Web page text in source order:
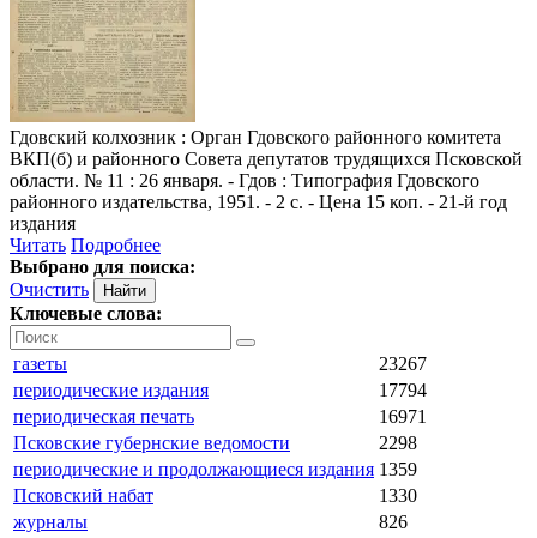
Гдовский колхозник : Орган Гдовского районного комитета
ВКП(б) и районного Совета депутатов трудящихся Псковской
области. № 11 : 26 января. - Гдов : Типография Гдовского
районного издательства, 1951. - 2 с. - Цена 15 коп. - 21-й год
издания
Читать Подробнее
Выбрано для поиска:
Очистить
Ключевые слова:
газеты
23267
периодические издания
17794
периодическая печать
16971
Псковские губернские ведомости
2298
периодические и продолжающиеся издания 1359
Псковский набат
1330
журналы
826